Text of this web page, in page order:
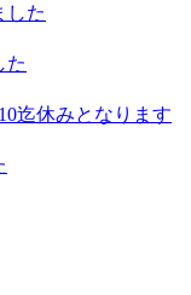
た
た
迄休みとなります